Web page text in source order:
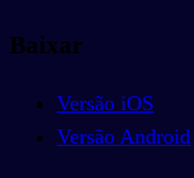
Baixar
Versão iOS
Versão Android